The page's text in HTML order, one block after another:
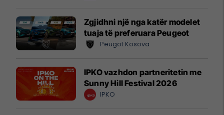
Zgjidhni një nga katër modelet
tuaja të preferuara Peugeot
Peugot Kosova
IPKO vazhdon partneritetin me
Sunny Hill Festival 2026
IPKO